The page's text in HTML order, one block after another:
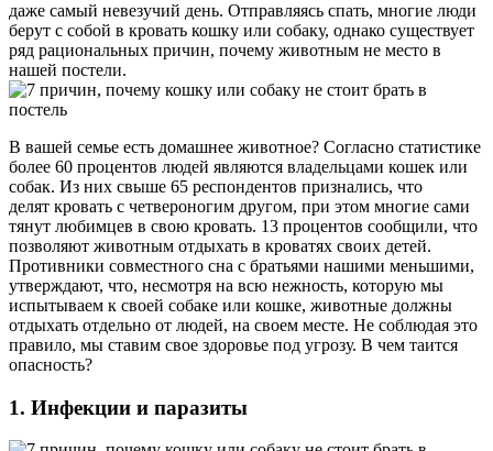
даже самый невезучий день. Отправляясь спать, многие люди
берут с собой в кровать кошку или собаку, однако существует
ряд рациональных причин, почему животным не место в
нашей постели.
В вашей семье есть домашнее животное? Согласно статистике
более 60 процентов людей являются владельцами кошек или
собак. Из них свыше 65 респондентов признались, что
делят кровать с четвероногим другом, при этом многие сами
тянут любимцев в свою кровать. 13 процентов сообщили, что
позволяют животным отдыхать в кроватях своих детей.
Противники совместного сна с братьями нашими меньшими,
утверждают, что, несмотря на всю нежность, которую мы
испытываем к своей собаке или кошке, животные должны
отдыхать отдельно от людей, на своем месте. Не соблюдая это
правило, мы ставим свое здоровье под угрозу. В чем таится
опасность?
1. Инфекции и паразиты